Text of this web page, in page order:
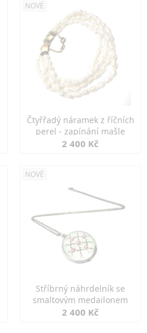
NOVÉ
Čtyřřadý náramek z říčních
perel - zapínání mašle
2 400 Kč
NOVÉ
Stříbrný náhrdelník se
smaltovým medailonem
2 400 Kč